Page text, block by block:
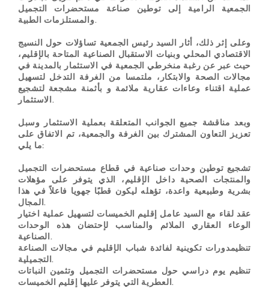
الجمعية الرامية إلى توطين صناعة مستحضرات التجميل
والمستلزمات الطبية.
وعلى إثر ذلك، أثار السيد رئيس الجمعية تساؤلات حول النسيج
الاقتصادي المحلي وبنيات الاستقبال الصناعية المتاحة بالإقليم،
حيث عبر عن رغبة منخرطي الجمعية في الاستثمار بالمدينة في
مجالات الصحة والابتكار، ملتمسا من الغرفة التدخل لتسهيل
عملية اقتناء وعاءات عقارية ملائمة و بأثمنة مشجعة لتشجيع
الاستثمار.
وبعد مناقشة جميع الجوانب المتعلقة بعملية الاستثمار وسبل
تعزيز التعاون المشترك بين الغرفة والجمعية، تم الاتفاق على
ما يلي:
تشجيع توطين وحدات صناعية في قطاع مستحضرات التجميل
والمنتجات الصحية داخل الإقليم، الذي يتوفر على مؤهلات
بشرية وطبيعية واعدة، تؤهله ليكون قطبًا جهويا فاعلاً في هذا
المجال.
عقد لقاء مع السيد عامل إقليم الخميسات لتسهيل عملية اختيار
الوعاء العقاري الملائم والمناسب لإحتضان هذه الوحدات
الصناعية.
تنظيمدورات تكوينية لفائدة شباب الإقليم في مجالات الصناعة
التجميلية.
تنظيم يوم دراسي حول مستحضرات التجميل وتثمين النباتات
العطرية التي يتوفر عليها إقليم الخميسات.